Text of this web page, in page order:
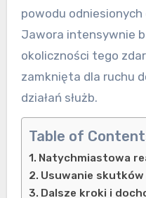
powodu odniesionych
Jawora intensywnie
okoliczności tego
zamknięta dla ruchu
działań służb.
Table of
Natychmiastowa
Usuwanie
Dalsze kroki i